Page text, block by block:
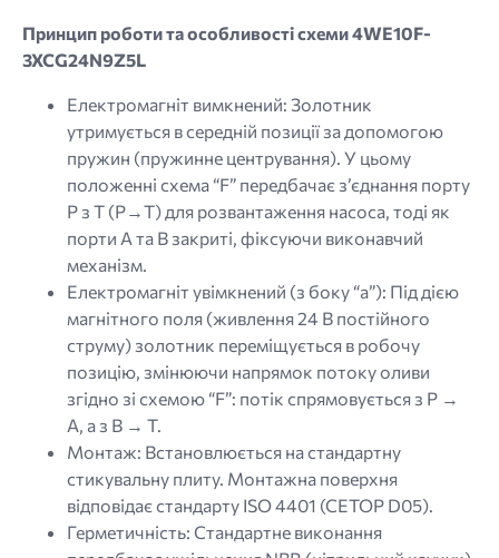
Принцип роботи та особливості схеми 4WE10F-
3XCG24N9Z5L
Електромагніт вимкнений: Золотник
утримується в середній позиції за допомогою
пружин (пружинне центрування). У цьому
положенні схема “F” передбачає з’єднання порту
P з T (P→T) для розвантаження насоса, тоді як
порти A та B закриті, фіксуючи виконавчий
механізм.
Електромагніт увімкнений (з боку “a”): Під дією
магнітного поля (живлення 24 В постійного
струму) золотник переміщується в робочу
позицію, змінюючи напрямок потоку оливи
згідно зі схемою “F”: потік спрямовується з P →
A, а з B → T.
Монтаж: Встановлюється на стандартну
стикувальну плиту. Монтажна поверхня
відповідає стандарту ISO 4401 (CETOP D05).
Герметичність: Стандартне виконання